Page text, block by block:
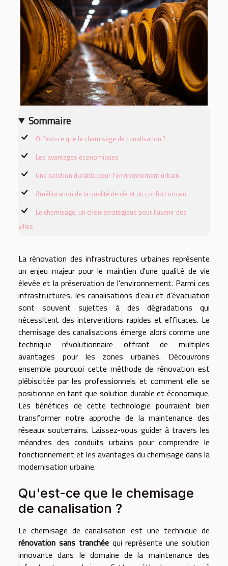
Sommaire
Qu'est-ce que le chemisage de canalisation ?
Les avantages économiques
Une solution durable pour l'environnement urbain
Amélioration de la qualité de vie et du confort urbain
Le chemisage, un choix stratégique pour l'avenir des
villes
La rénovation des infrastructures urbaines représente
un enjeu majeur pour le maintien d'une qualité de vie
élevée et la préservation de l'environnement. Parmi ces
infrastructures, les canalisations d'eau et d'évacuation
sont souvent sujettes à des dégradations qui
nécessitent des interventions rapides et efficaces. Le
chemisage des canalisations émerge alors comme une
technique révolutionnaire offrant de multiples
avantages pour les zones urbaines. Découvrons
ensemble pourquoi cette méthode de rénovation est
plébiscitée par les professionnels et comment elle se
positionne en tant que solution durable et économique.
Les bénéfices de cette technologie pourraient bien
transformer notre approche de la maintenance des
réseaux souterrains. Laissez-vous guider à travers les
méandres des conduits urbains pour comprendre le
fonctionnement et les avantages du chemisage dans la
modernisation urbaine.
Qu'est-ce que le chemisage
de canalisation ?
Le chemisage de canalisation est une technique de
rénovation sans tranchéequi représente une solution
innovante dans le domaine de la maintenance des